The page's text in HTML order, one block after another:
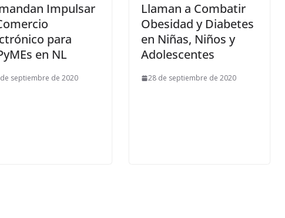
Impulsar
para
en NL
septiembre de 2020
Llaman a Combatir
Obesidad y Diabetes
en Niñas, Niños y
Adolescentes
28 de septiembre de 2020